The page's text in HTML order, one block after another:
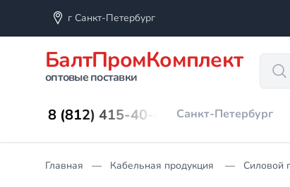
г Санкт-Петербург
БалтПромКомплект
оптовые поставки
Search
8 (812) 415-40-45 Санкт-Петербург
Главная Кабельная продукция Силовой